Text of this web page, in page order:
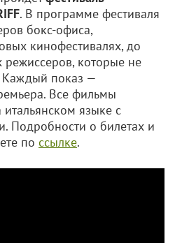
. В программе фестиваля
бокс-офиса,
кинофестивалях, до
режиссеров, которые не
Каждый показ —
Все фильмы
языке с
Подробности о билетах и
по ссылке.